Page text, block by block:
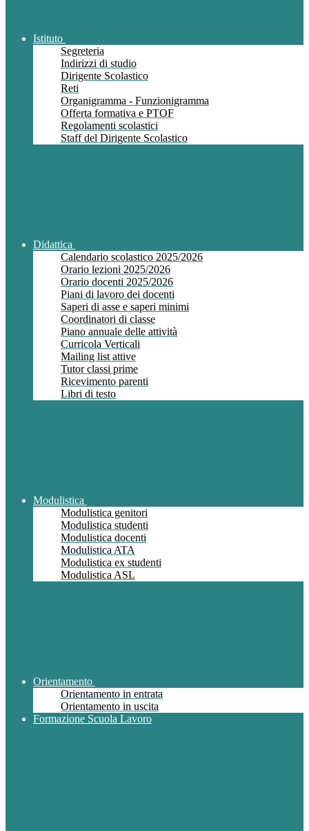
Istituto
Segreteria
Indirizzi di studio
Dirigente Scolastico
Reti
Organigramma - Funzionigramma
Offerta formativa e PTOF
Regolamenti scolastici
Staff del Dirigente Scolastico
Didattica
Calendario scolastico 2025/2026
Orario lezioni 2025/2026
Orario docenti 2025/2026
Piani di lavoro dei docenti
Saperi di asse e saperi minimi
Coordinatori di classe
Piano annuale delle attività
Curricola Verticali
Mailing list attive
Tutor classi prime
Ricevimento parenti
Libri di testo
Modulistica
Modulistica genitori
Modulistica studenti
Modulistica docenti
Modulistica ATA
Modulistica ex studenti
Modulistica ASL
Orientamento
Orientamento in entrata
Orientamento in uscita
Formazione Scuola Lavoro